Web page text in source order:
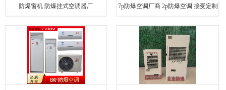
防爆窗机 防爆挂式空调器厂 7p防爆空调厂商 2p防爆空调 接受定制